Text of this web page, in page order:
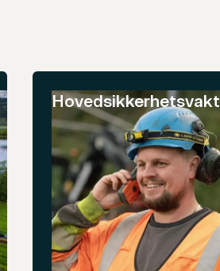
Hovedsikkerhetsvakt